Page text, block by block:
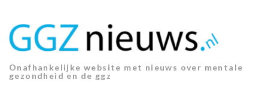
inhoud.
Onafhankelijke website met nieuws over mentale
gezondheid en de ggz